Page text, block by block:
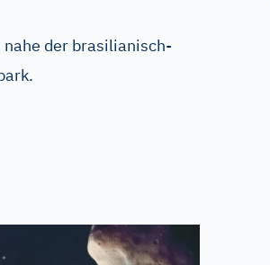
der brasilianisch-